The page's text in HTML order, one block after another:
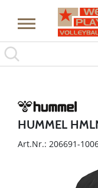
HUMMEL
Art.Nr.: 206691-